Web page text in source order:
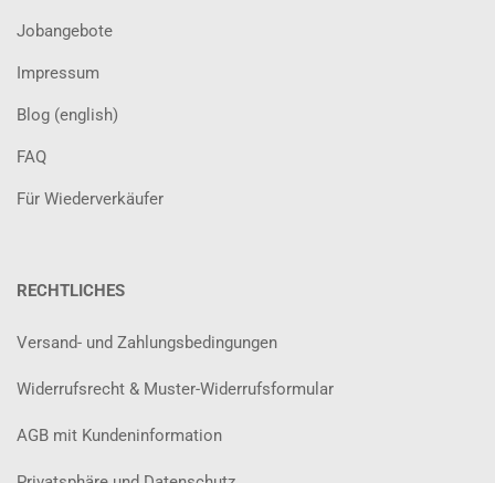
Jobangebote
Impressum
Blog (english)
FAQ
Für Wiederverkäufer
RECHTLICHES
Versand- und Zahlungsbedingungen
Widerrufsrecht & Muster-Widerrufsformular
AGB mit Kundeninformation